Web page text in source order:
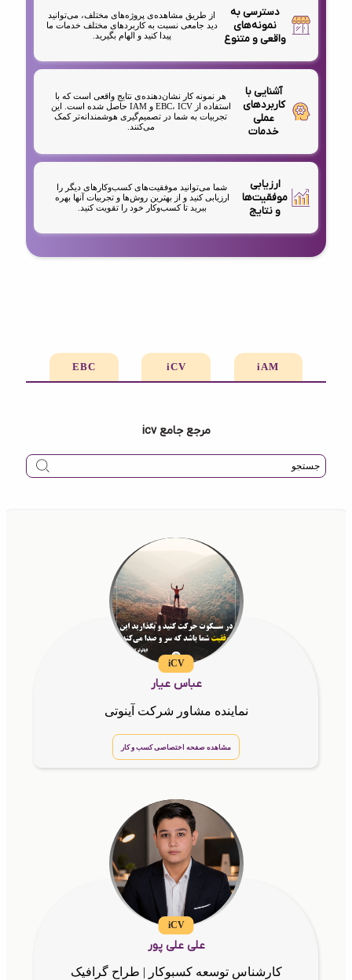
دسترسی به
نمونه‌های
واقعی و متنوع
از طریق مشاهده‌ی پروژه‌های مختلف، می‌توانید
دید جامعی نسبت به کاربردهای مختلف خدمات ما
پیدا کنید و الهام بگیرید.
آشنایی با
کاربردهای
عملی
خدمات
هر نمونه کار نشان‌دهنده‌ی نتایج واقعی است که با
استفاده از EBC، ICV و IAM حاصل شده است. این
تجربیات به شما در تصمیم‌گیری هوشمندانه‌تر کمک
می‌کنند.
ارزیابی
موفقیت‌ها
و نتایج
شما می‌توانید موفقیت‌های کسب‌وکارهای دیگر را
ارزیابی کنید و از بهترین روش‌ها و تجربیات آنها بهره
ببرید تا کسب‌وکار خود را تقویت کنید.
iAM
iCV
EBC
مرجع جامع icv
iCV
عباس عیار
نماینده مشاور شرکت آینوتی
مشاهده صفحه اختصاصی کسب و کار
iCV
علی علی پور
کارشناس توسعه کسبوکار | طراح گرافیک